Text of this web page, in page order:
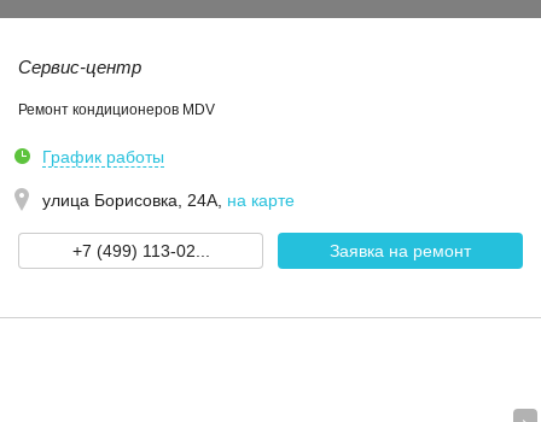
Сервис-центр
Ремонт кондиционеров MDV
График работы
улица Борисовка, 24А на карте
+7 (499) 113-02... Заявка на ремонт